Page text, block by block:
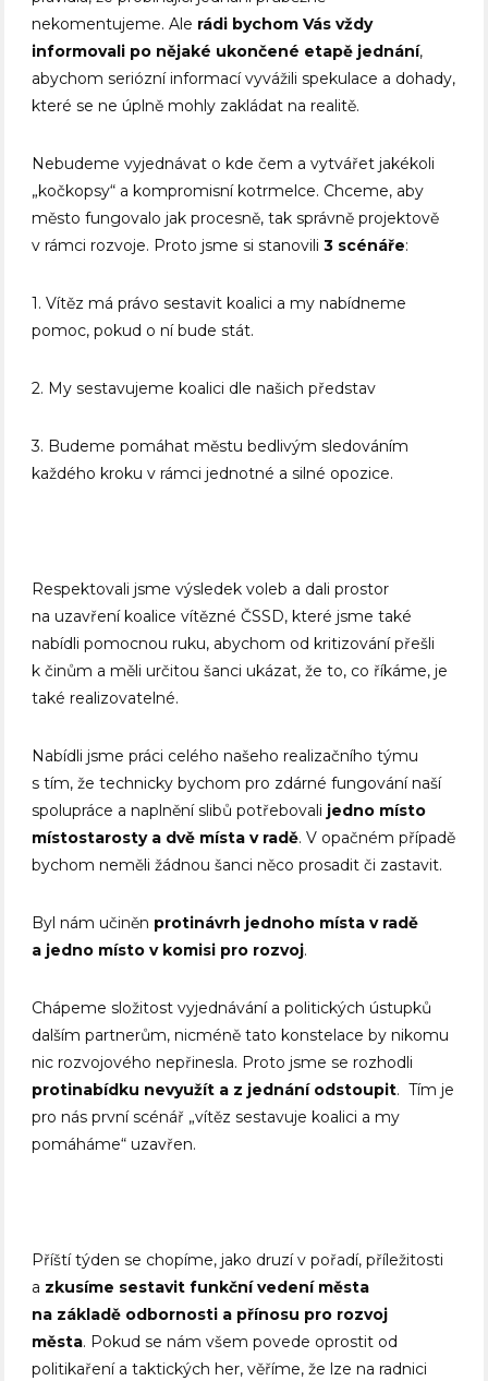
nekomentujeme. Ale rádi bychom Vás vždy
informovali po nějaké ukončené etapě jednání,
abychom seriózní informací vyvážili spekulace a dohady,
které se ne úplně mohly zakládat na realitě.
Nebudeme vyjednávat o kde čem a vytvářet jakékoli
„kočkopsy“ a kompromisní kotrmelce. Chceme, aby
město fungovalo jak procesně, tak správně projektově
v rámci rozvoje. Proto jsme si stanovili3 scénáře:
1. Vítěz má právo sestavit koalici a my nabídneme
pomoc, pokud o ní bude stát.
2. My sestavujeme koalici dle našich představ
3. Budeme pomáhat městu bedlivým sledováním
každého kroku v rámci jednotné a silné opozice.
Respektovali jsme výsledek voleb a dali prostor
na uzavření koalice vítězné ČSSD, které jsme také
nabídli pomocnou ruku, abychom od kritizování přešli
k činům a měli určitou šanci ukázat, že to, co říkáme, je
také realizovatelné.
Nabídli jsme práci celého našeho realizačního týmu
s tím, že technicky bychom pro zdárné fungování naší
spolupráce a naplnění slibů potřebovali jedno místo
místostarosty a dvě místa v radě. V opačném případě
bychom neměli žádnou šanci něco prosadit či zastavit.
Byl nám učiněn protinávrh jednoho místa v radě
a jedno místo v komisi pro rozvoj.
Chápeme složitost vyjednávání a politických ústupků
dalším partnerům, nicméně tato konstelace by nikomu
nic rozvojového nepřinesla. Proto jsme se rozhodli
protinabídku nevyužít a z jednání odstoupit. Tím je
pro nás první scénář „vítěz sestavuje koalici a my
pomáháme“ uzavřen.
Příští týden se chopíme, jako druzí v pořadí, příležitosti
a zkusíme sestavit funkční vedení města
na základě odbornosti a přínosu pro rozvoj
města. Pokud se nám všem povede oprostit od
politikaření a taktických her, věříme, že lze na radnici